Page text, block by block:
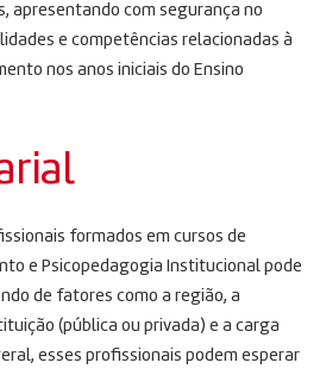
apresentando com segurança no
e competências relacionadas à
nos anos iniciais do Ensino
formados em cursos de
e Psicopedagogia Institucional pode
de fatores como a região, a
(pública ou privada) e a carga
esses profissionais podem esperar